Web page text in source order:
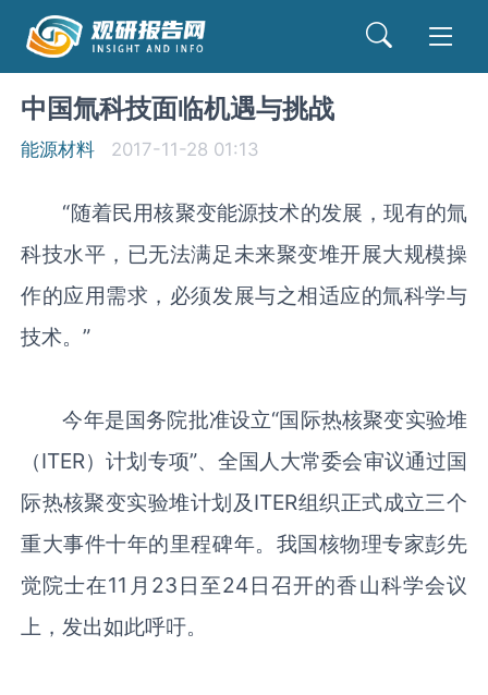
中国氚科技面临机遇与挑战
能源材料 2017-11-28 01:13
“随着民用核聚变能源技术的发展，现有的氚
科技水平，已无法满足未来聚变堆开展大规模操
作的应用需求，必须发展与之相适应的氚科学与
技术。”
今年是国务院批准设立“国际热核聚变实验堆
（ITER）计划专项”、全国人大常委会审议通过国
际热核聚变实验堆计划及ITER组织正式成立三个
重大事件十年的里程碑年。我国核物理专家彭先
觉院士在11月23日至24日召开的香山科学会议
上，发出如此呼吁。